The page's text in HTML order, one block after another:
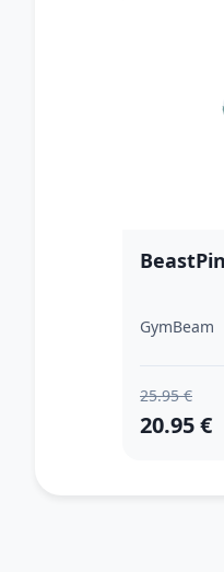
GymBeam
25.95 €
20.95 €